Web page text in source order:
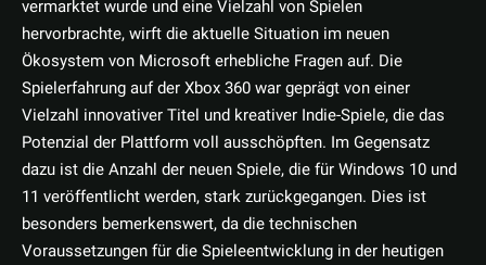
vermarktet wurde und eine Vielzahl von Spielen
hervorbrachte, wirft die aktuelle Situation im neuen
Ökosystem von Microsoft erhebliche Fragen auf. Die
Spielerfahrung auf der Xbox 360 war geprägt von einer
Vielzahl innovativer Titel und kreativer Indie-Spiele, die das
Potenzial der Plattform voll ausschöpften. Im Gegensatz
dazu ist die Anzahl der neuen Spiele, die für Windows 10 und
11 veröffentlicht werden, stark zurückgegangen. Dies ist
besonders bemerkenswert, da die technischen
Voraussetzungen für die Spieleentwicklung in der heutigen